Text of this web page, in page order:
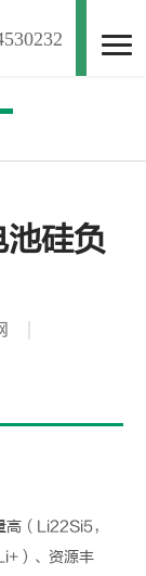
硅负
高 （ Li22Si5，
） 、资源丰